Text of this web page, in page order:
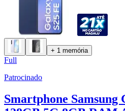
+ 1 memória
Full
Patrocinado
Smartphone Samsung